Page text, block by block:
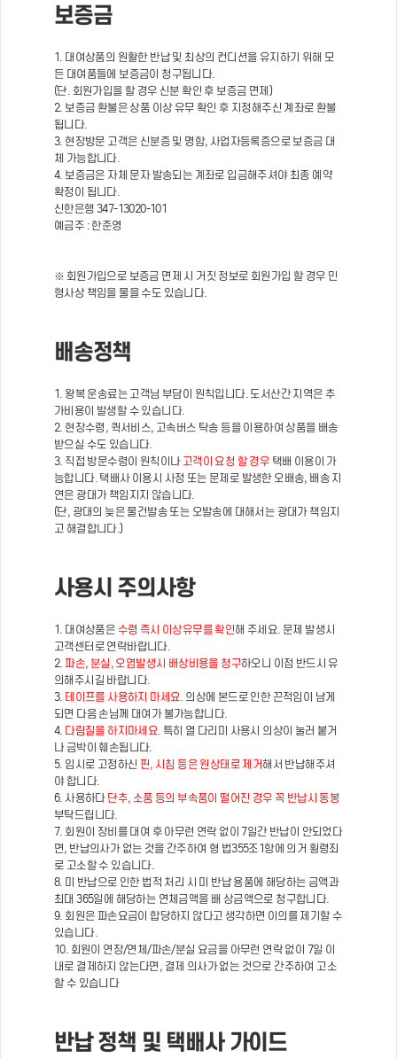
보증금
1. 대여상품의 원활한 반납 및 최상의 컨디션을 유지하기 위해 모
든 대여품들에 보증금이 청구됩니다.
(단. 회원가입을 할 경우 신분 확인 후 보증금 면제)
2. 보증금 환불은 상품 이상 유무 확인 후 지정해주신 계좌로 환불
됩니다.
3. 현장방문 고객은 신분증 및 명함, 사업자등록증으로 보증금 대
체 가능합니다.
4. 보증금은 자체 문자 발송되는 계좌로 입금해주셔야 최종 예약
확정이 됩니다.
신한은행 347-13020-101
예금주 : 한준영
※ 회원가입으로 보증금 면제 시 거짓 정보로 회원가입 할 경우 민
형사상 책임을 물을 수도 있습니다.
배송정책
1. 왕복 운송료는 고객님 부담이 원칙입니다. 도서산간 지역은 추
가비용이 발생할 수 있습니다.
2. 현장수령, 퀵서비스, 고속버스 탁송 등을 이용하여 상품을 배송
받으실 수도 있습니다.
3. 직접 방문수령이 원칙이나 고객이 요청 할 경우 택배 이용이 가
능합니다. 택배사 이용시 사정 또는 문제로 발생한 오배송, 배송 지
연은 광대가 책임지지 않습니다.
(단, 광대의 늦은 물건발송 또는 오발송에 대해서는 광대가 책임지
고 해결합니다.)
사용시 주의사항
1. 대여상품은 수령 즉시 이상유무를 확인해 주세요. 문제 발생시
고객센터로 연락바랍니다.
2. 파손, 분실, 오염발생시 배상비용을 청구하오니 이점 반드시 유
의해주시길 바랍니다.
3. 테이프를 사용하지 마세요. 의상에 본드로 인한 끈적임이 남게
되면 다음 손님께 대여가 불가능합니다.
4. 다림질을 하지마세요. 특히 열 다리미 사용시 의상이 눌러 붙거
나 금박이 훼손됩니다.
5. 임시로 고정하신 핀, 시침 등은 원상태로 제거 해서 반납해주셔
야 합니다.
6. 사용하다 단추, 소품 등의 부속품이 떨어진 경우 꼭 반납시 동봉
부탁드립니다.
7. 회원이 장비를 대여 후 아무런 연락 없이 7일간 반납이 안되었다
면, 반납의사가 없는 것을 간주하여 형 법355조1항에 의거 횡령죄
로 고소할 수 있습니다.
8. 미 반납으로 인한 법적 처리 시 미 반납 용품에 해당하는 금액과
최대 365일에 해당하는 연체금액을 배 상금액으로 청구합니다.
9. 회원은 파손요금이 합당하지 않다고 생각하면 이의를 제기할 수
있습니다.
10. 회원이 연장/연체/파손/분실 요금을 아무런 연락 없이 7일 이
내로 결제하지 않는다면, 결제 의사가 없는 것으로 간주하여 고소
할 수 있습니다
반납 정책 및 택배사 가이드